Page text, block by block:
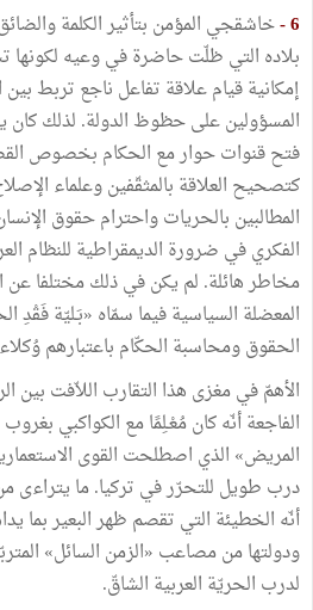
6 - خاشقجي المؤمن بتأثير الكلمة
بلاده التي ظلّت حاضرة في وعيه لكونها
إمكانية قيام علاقة تفاعل ناجع تربط
المسؤولين على حظوظ الدولة. لذلك كان
فتح قنوات حوار مع الحكام بخصوص
كتصحيح العلاقة بالمثقّفين وعلماء
المطالبين بالحريات واحترام حقوق
الفكري في ضرورة الديمقراطية للنظام
مخاطر هائلة. لم يكن في ذلك مختلفا عن
المعضلة السياسية فيما سمّاه «بَـليّة فَقْدِ
الحقوق ومحاسبة الحكّام باعتبارهم
الأهمّ في مغزى هذا التقارب اللاّفت بين
الفاجعة أنّه كان مُعْـلِمًا مع الكواكبي بغروب
المريض» الذي اصطلحت القوى
درب طويل للتحرّر في تركيا. ما يتراءى
أنّه الخطيئة التي تقصم ظهر البعير بما
ودولتها من مصاعب «الزمن السائل»
لدرب الحريّة العربية الشاقّ.